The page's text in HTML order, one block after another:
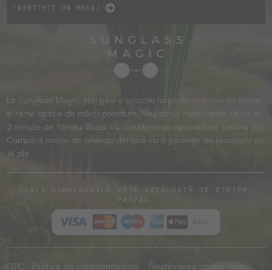
TRIMITEȚI UN MESAJ
La Sunglass Magic, veți găsi o selecție largă de ochelari de soare
și rame optice de mărci premium. Magazinul nostru este situat la
2 minute de Tunelul Buda, cu consiliere de specialitate pentru toți.
Cumpără online de oriunde din țară cu o garanție de returnare de
14 zile.
PLATA CONVENABILĂ ESTE ASIGURATĂ DE STRIPE,
PAYPAL.
GTC Politica de confidențialitate Gestionarea cookie-urilor